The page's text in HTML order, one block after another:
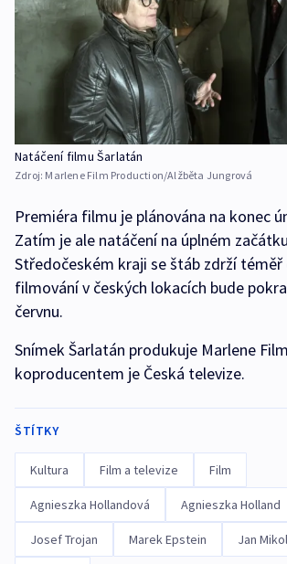
Natáčení filmu Šarlatán
Zdroj: Marlene Film Production/Alžběta Jungrová
Premiéra filmu je plánována na konec
Zatím je ale natáčení na úplném
Středočeském kraji se štáb zdrží téměř
filmování v českých lokacích bude
červnu.
Snímek Šarlatán produkuje Marlene
koproducentem je Česká televize.
ŠTÍTKY
Kultura Film a televize Film
Agnieszka Hollandová Agnieszka Holland
Josef Trojan Marek Epstein Jan